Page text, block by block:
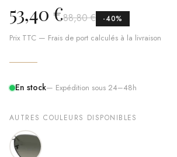
53,40 €88,80 € -40%
Prix TTC — Frais de port calculés à la livraison
En stock— Expédition sous 24–48h
AUTRES COULEURS DISPONIBLES